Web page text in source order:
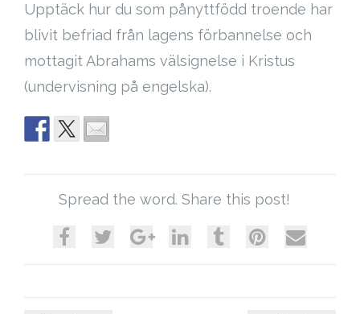
Upptäck hur du som pånyttfödd troende har
blivit befriad från lagens förbannelse och
mottagit Abrahams välsignelse i Kristus
(undervisning på engelska).
Spread the word. Share this post!